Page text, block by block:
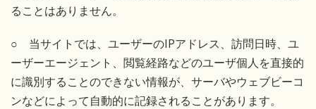
ることはありません。
○ 当サイトでは、ユーザーのIPアドレス、訪問日時、ユ
ーザーエージェント、閲覧経路などのユーザ個人を直接的
に識別することのできない情報が、サーバやウェブビーコ
ンなどによって自動的に記録されることがあります。